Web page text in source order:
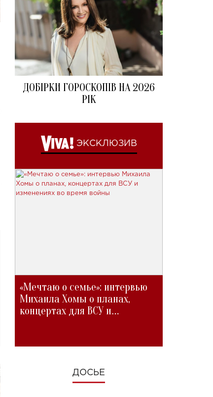
ДОБІРКИ ГОРОСКОПІВ НА 2026
РІК
ЭКСКЛЮЗИВ
«Мечтаю о семье»: интервью
Михаила Хомы о планах,
концертах для ВСУ и
ДОСЬЕ